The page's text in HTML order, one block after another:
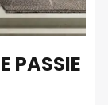
PASSIE